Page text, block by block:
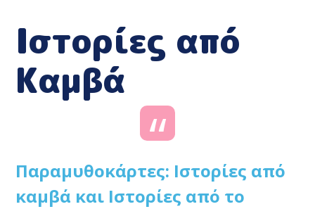
Ιστορίες από
Καμβά
Παραμυθοκάρτες: Ιστορίες από
καμβά και Ιστορίες από το